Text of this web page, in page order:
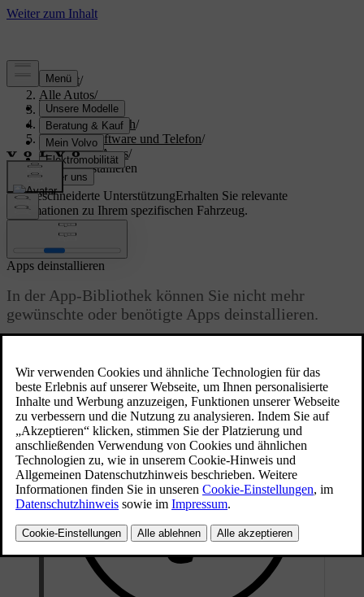
Support/
Alle Autos/
S60 2024/
Benutzerhandbuch/
Displays, Software und Telefon/
Fahrzeug-Apps/
Apps deinstallieren
Maßgeschneiderte UnterstützungErhalten Sie relevante
Informationen zu Ihrem spezifischen Fahrzeug.
Anmelden
Apps deinstallieren
In der App-Bibliothek können Sie nicht mehr
gewünschte oder benötigte Apps deinstallieren.